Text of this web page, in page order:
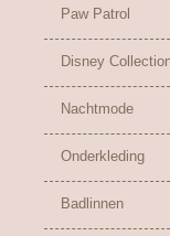
Paw Patrol
Disney
Nachtmode
Onderkleding
Badlinnen